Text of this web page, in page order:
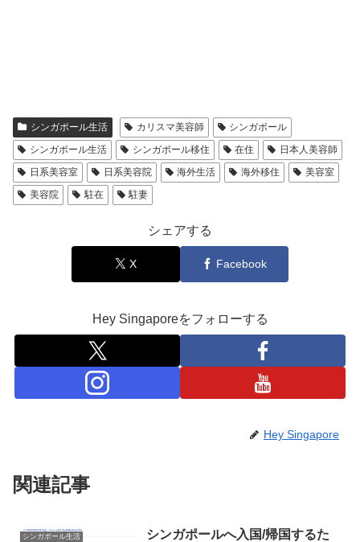
シンガポール生活 カリスマ美容師
シンガポール
シンガポール生活
シンガポール移住 在住
日本人美容師
日系美容室
日系美容院 海外生活 海外移住
美容室
美容院
駐在 駐妻
シェアする
X Facebook
Hey Singaporeをフォローする
Hey Singapore
関連記事
シンガポール生活
シンガポールへ入国/帰国するた